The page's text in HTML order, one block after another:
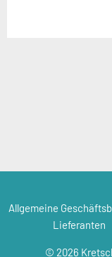
Allgemeine
Lieferanten
© 2026